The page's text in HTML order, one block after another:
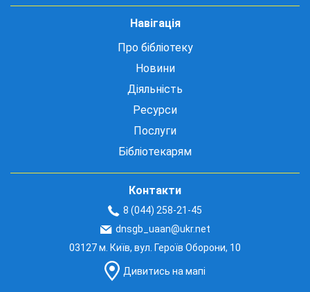
Навігація
Про бібліотеку
Новини
Діяльність
Ресурси
Послуги
Бібліотекарям
Контакти
8 (044) 258-21-45
dnsgb_uaan@ukr.net
03127 м. Київ, вул. Героїв Оборони, 10
Дивитись на мапі